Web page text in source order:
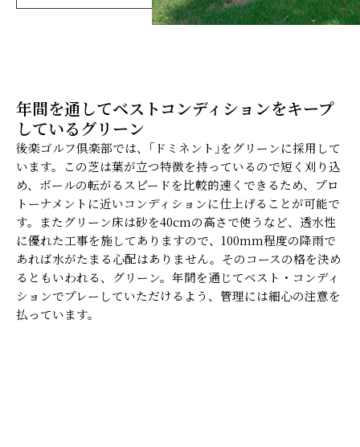
年間を通してベストコンディションをキープ
しているグリーン
後楽ゴルフ倶楽部では、｢ドミネント｣をグリーンに採用して
います。この芝は葉が立つ特徴を持っているので短く刈り込
め、ボールの転がるスピードを比較的速くできるため、プロ
トーナメントに近いコンディションに仕上げることが可能で
す。またグリーン床は砂を40cmの高さで使うなど、透水性
に優れた工事を施してありますので、100mm程度の降雨で
あれば水がたまる心配はありません。そのコースの格を決め
るともいわれる、グリーン。年間を通じてベスト・コンディ
ションでプレーしていただけるよう、管理には細心の注意を
払っています。